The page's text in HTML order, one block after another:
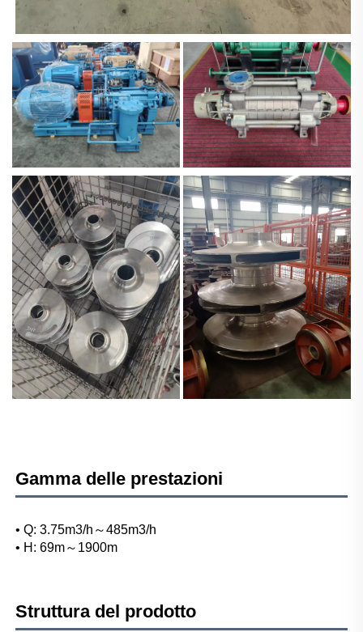
Gamma delle prestazioni
• Q: 3.75m3/h～485m3/h
• H: 69m～1900m
Struttura del prodotto